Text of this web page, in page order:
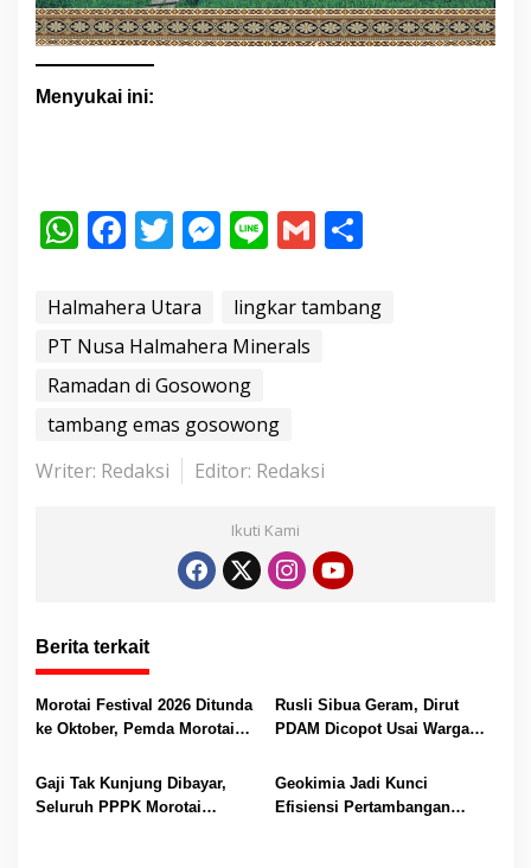
Menyukai ini:
W
at
s
A
p
p
F
e
b
o
o
k
T
itt
er
M
ss
e
n
g
er
Li
e
G
ai ar
Halmahera Utara
lingkar tambang
PT Nusa Halmahera Minerals
Ramadan di Gosowong
tambang emas gosowong
Writer: Redaksi
Editor: Redaksi
Ikuti Kami
Berita terkait
Morotai Festival 2026 Ditunda
ke Oktober, Pemda Morotai
Wisatawan
Rusli Sibua Geram, Dirut
PDAM Dicopot Usai Warga
Gaji Tak Kunjung Dibayar,
Seluruh PPPK Morotai
Geokimia Jadi Kunci
Efisiensi Pertambangan